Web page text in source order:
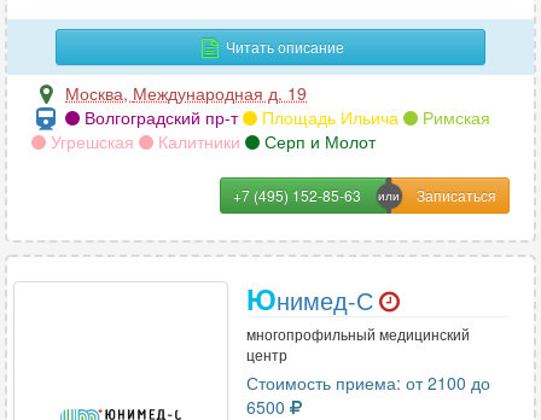
Читать описание
Москва, Международная д. 19
Волгоградский пр-т
Площадь Ильича
Римская
Угрешская
Калитники Серп и Молот
+7 (495) 152-85-63
Юнимед-С
многопрофильный медицинский
центр
Стоимость приема: от 2100 до
6500